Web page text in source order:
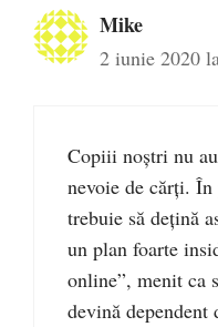
Mike
2 iunie 2020
Copiii noștri nu
nevoie de cărți.
trebuie să dețină
un plan foarte
online”, menit ca
devină dependent